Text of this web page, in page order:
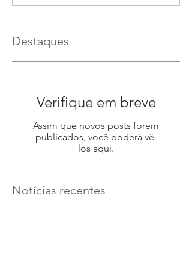
Destaques
Verifique em breve
Assim que novos posts forem
publicados, você poderá vê-
los aqui.
Notícias recentes